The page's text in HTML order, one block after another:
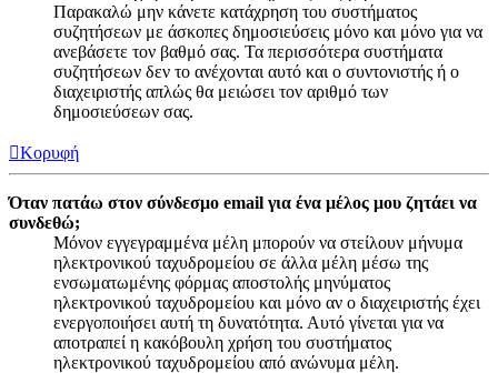
Παρακαλώ μην κάνετε κατάχρηση του συστήματος
συζητήσεων με άσκοπες δημοσιεύσεις μόνο και μόνο για να
ανεβάσετε τον βαθμό σας. Τα περισσότερα συστήματα
συζητήσεων δεν το ανέχονται αυτό και ο συντονιστής ή ο
διαχειριστής απλώς θα μειώσει τον αριθμό των
δημοσιεύσεων σας.
Κορυφή
Όταν πατάω στον σύνδεσμο email για ένα μέλος μου ζητάει να
συνδεθώ;
Μόνον εγγεγραμμένα μέλη μπορούν να στείλουν μήνυμα
ηλεκτρονικού ταχυδρομείου σε άλλα μέλη μέσω της
ενσωματωμένης φόρμας αποστολής μηνύματος
ηλεκτρονικού ταχυδρομείου και μόνο αν ο διαχειριστής έχει
ενεργοποιήσει αυτή τη δυνατότητα. Αυτό γίνεται για να
αποτραπεί η κακόβουλη χρήση του συστήματος
ηλεκτρονικού ταχυδρομείου από ανώνυμα μέλη.